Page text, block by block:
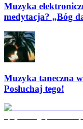
Muzyka
medytacja? „Bóg
Muzyka taneczna
Posłuchaj tego!